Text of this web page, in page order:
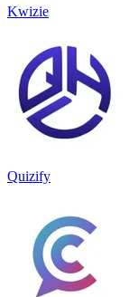
Kwizie
Quizify